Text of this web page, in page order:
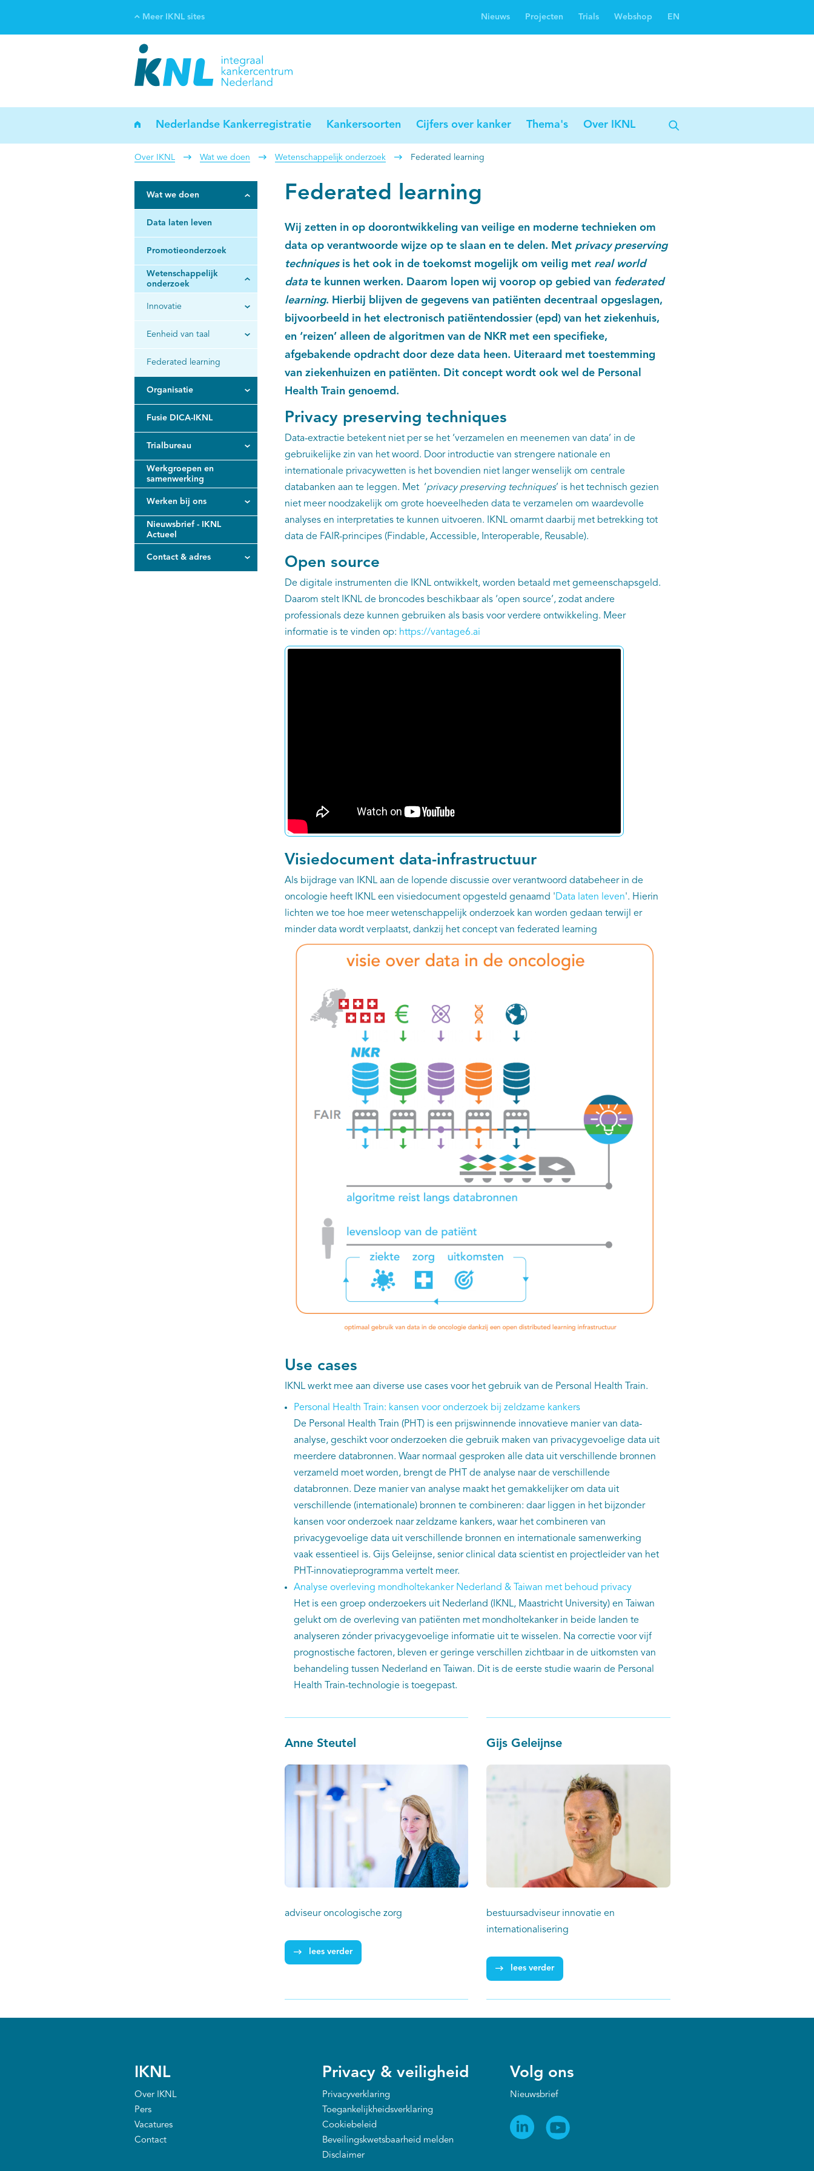
kanker
Meer IKNL sites Nieuws Projecten Trials Webshop EN
Nederlandse Kankerregistratie Kankersoorten Cijfers over kanker Thema's Over IKNL
Over IKNL Wat we doen Wetenschappelijk onderzoek Federated learning
Wat we doen
Data laten leven
Promotieonderzoek
Wetenschappelijk
onderzoek
Innovatie
Eenheid van taal
Federated learning
Organisatie
Fusie DICA-IKNL
Trialbureau
Werkgroepen en
samenwerking
Werken bij ons
Nieuwsbrief - IKNL
Actueel
Contact & adres
Federated learning
Wij zetten in op doorontwikkeling van veilige en moderne technieken om
data op verantwoorde wijze op te slaan en te delen. Met privacy preserving
techniquesis het ook in de toekomst mogelijk om veilig met real world
datate kunnen werken. Daarom lopen wij voorop op gebied van federated
learning. Hierbij blijven de gegevens van patiënten decentraal opgeslagen,
bijvoorbeeld in het electronisch patiëntendossier (epd) van het ziekenhuis,
en ‘reizen’ alleen de algoritmen van de NKR met een specifieke,
afgebakende opdracht door deze data heen. Uiteraard met toestemming
van ziekenhuizen en patiënten. Dit concept wordt ook wel de Personal
Health Train genoemd.
Privacy preserving techniques
Data-extractie betekent niet per se het ‘verzamelen en meenemen van data’ in de
gebruikelijke zin van het woord. Door introductie van strengere nationale en
internationale privacywetten is het bovendien niet langer wenselijk om centrale
databanken aan te leggen. Met ‘privacy preserving techniques’ is het technisch gezien
niet meer noodzakelijk om grote hoeveelheden data te verzamelen om waardevolle
analyses en interpretaties te kunnen uitvoeren. IKNL omarmt daarbij met betrekking tot
data de FAIR-principes (Findable, Accessible, Interoperable, Reusable).
Open source
De digitale instrumenten die IKNL ontwikkelt, worden betaald met gemeenschapsgeld.
Daarom stelt IKNL de broncodes beschikbaar als ‘open source’, zodat andere
professionals deze kunnen gebruiken als basis voor verdere ontwikkeling. Meer
informatie is te vinden op: https://vantage6.ai
Visiedocument data-infrastructuur
Als bijdrage van IKNL aan de lopende discussie over verantwoord databeheer in de
oncologie heeft IKNL een visiedocument opgesteld genaamd 'Data laten leven'. Hierin
lichten we toe hoe meer wetenschappelijk onderzoek kan worden gedaan terwijl er
minder data wordt verplaatst, dankzij het concept van federated learning
Use cases
IKNL werkt mee aan diverse use cases voor het gebruik van de Personal Health Train.
Personal Health Train: kansen voor onderzoek bij zeldzame kankers
De Personal Health Train (PHT) is een prijswinnende innovatieve manier van data-
analyse, geschikt voor onderzoeken die gebruik maken van privacygevoelige data uit
meerdere databronnen. Waar normaal gesproken alle data uit verschillende bronnen
verzameld moet worden, brengt de PHT de analyse naar de verschillende
databronnen. Deze manier van analyse maakt het gemakkelijker om data uit
verschillende (internationale) bronnen te combineren: daar liggen in het bijzonder
kansen voor onderzoek naar zeldzame kankers, waar het combineren van
privacygevoelige data uit verschillende bronnen en internationale samenwerking
vaak essentieel is. Gijs Geleijnse, senior clinical data scientist en projectleider van het
PHT-innovatieprogramma vertelt meer.
Analyse overleving mondholtekanker Nederland & Taiwan met behoud privacy
Het is een groep onderzoekers uit Nederland (IKNL, Maastricht University) en Taiwan
gelukt om de overleving van patiënten met mondholtekanker in beide landen te
analyseren zónder privacygevoelige informatie uit te wisselen. Na correctie voor vijf
prognostische factoren, bleven er geringe verschillen zichtbaar in de uitkomsten van
behandeling tussen Nederland en Taiwan. Dit is de eerste studie waarin de Personal
Health Train-technologie is toegepast.
Anne Steutel
adviseur oncologische zorg
lees verder
Gijs Geleijnse
bestuursadviseur innovatie en
internationalisering
lees verder
IKNL
Over IKNL
Pers
Vacatures
Contact
Privacy & veiligheid
Privacyverklaring
Toegankelijkheidsverklaring
Cookiebeleid
Beveilingskwetsbaarheid melden
Disclaimer
Volg ons
Nieuwsbrief